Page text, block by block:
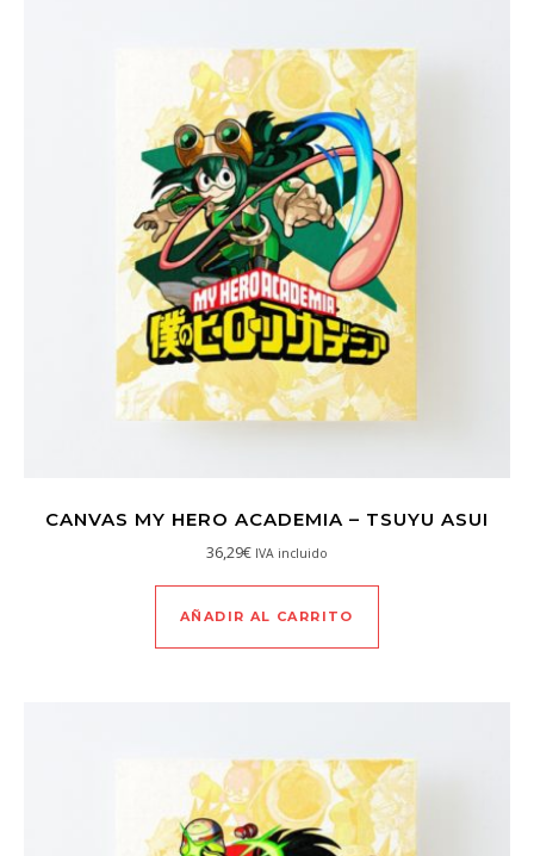
CANVAS MY HERO ACADEMIA – TSUYU ASUI
36,29€ IVA incluido
AÑADIR AL CARRITO